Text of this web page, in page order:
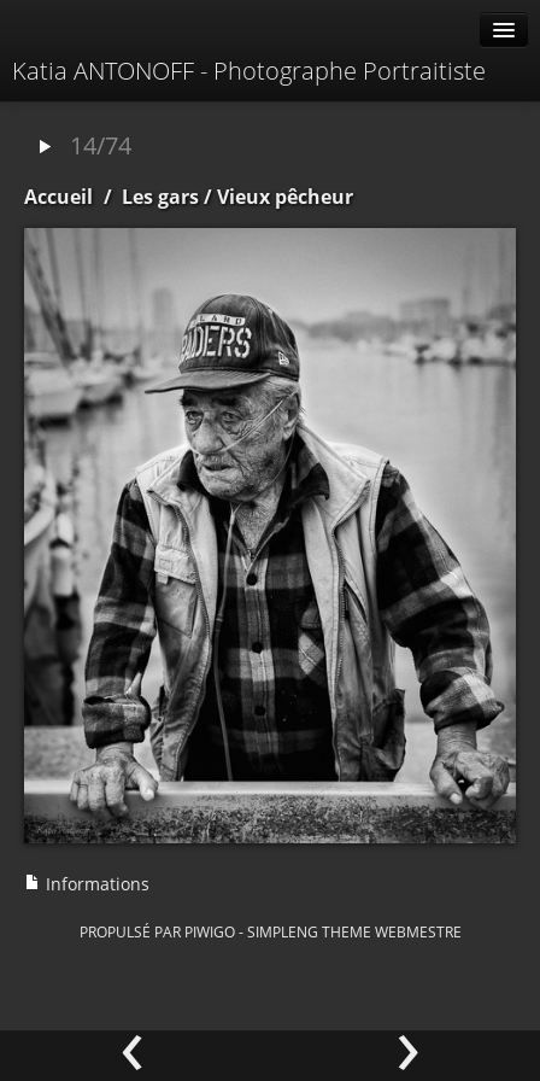
Katia ANTONOFF - Photographe Portraitiste
Contacter
14/74
Accueil / Les gars/ Vieux pêcheur
‹ ›
Informations
PROPULSÉ PAR PIWIGO-SIMPLENG THEME WEBMESTRE